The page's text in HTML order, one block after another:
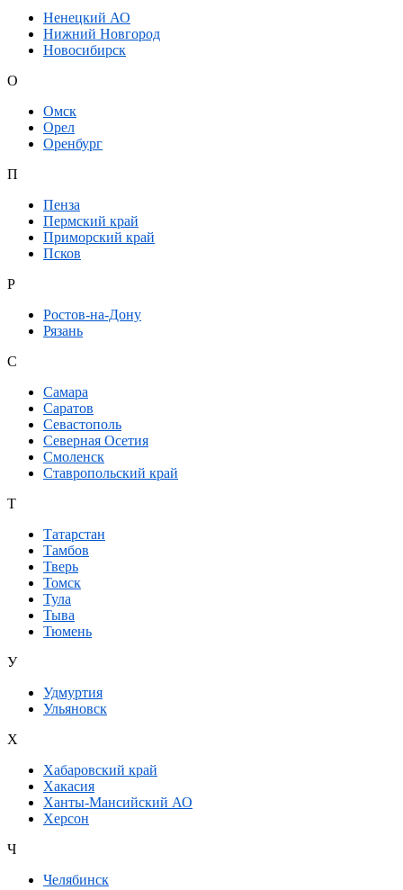
Ненецкий АО
Нижний Новгород
Новосибирск
О
Омск
Орел
Оренбург
П
Пенза
Пермский край
Приморский край
Псков
Р
Ростов-на-Дону
Рязань
С
Самара
Саратов
Севастополь
Северная Осетия
Смоленск
Ставропольский край
Т
Татарстан
Тамбов
Тверь
Томск
Тула
Тыва
Тюмень
У
Удмуртия
Ульяновск
Х
Хабаровский край
Хакасия
Ханты-Мансийский АО
Херсон
Ч
Челябинск